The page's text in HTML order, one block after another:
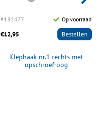
#182477 Op voorraad
€12,95 Bestellen
Klephaak nr.1 rechts met
opschroef-oog